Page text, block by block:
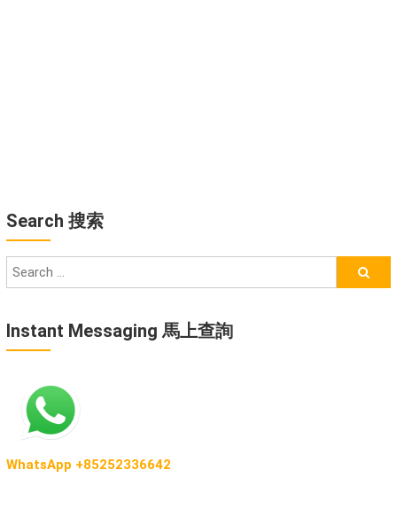
Search 搜索
Instant Messaging 馬上查詢
WhatsApp +85252336642